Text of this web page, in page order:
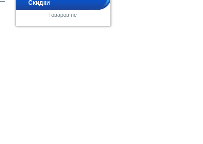
Скидки
Товаров нет